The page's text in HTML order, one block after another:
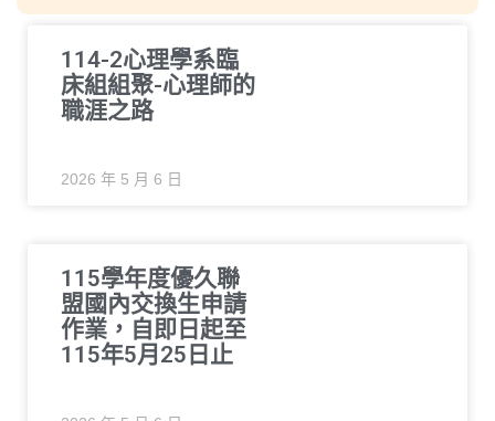
114-2心理學系臨
床組組聚-心理師的
職涯之路
2026 年 5 月 6 日
115學年度優久聯
盟國內交換生申請
作業，自即日起至
115年5月25日止